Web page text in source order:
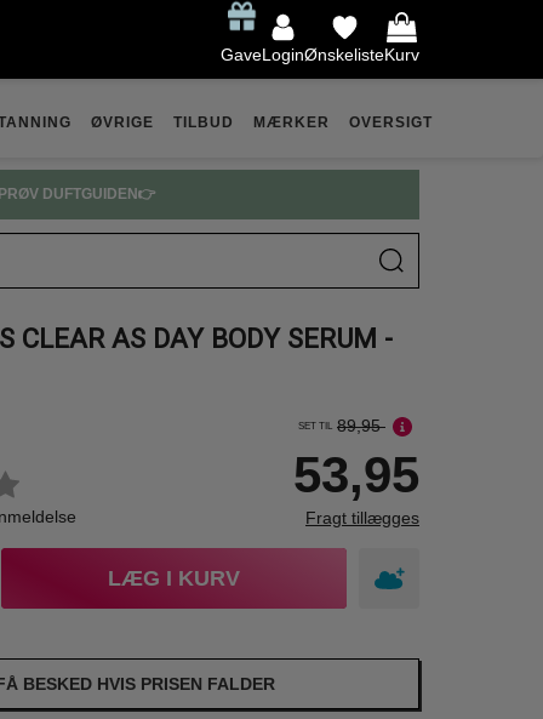
GaveLoginØnskelisteKurv
ØVRIGE TILBUD MÆRKER OVERSIGT
PRØV DUFTGUIDEN👉
CLEAR AS DAY BODY SERUM -
SET TIL 89,95
53,95
Fragt tillægges
LÆG I KURV
BESKED HVIS PRISEN FALDER